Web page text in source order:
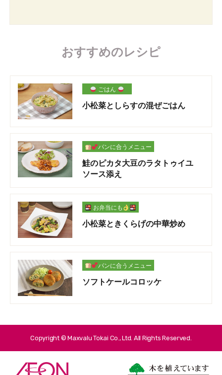
おすすめのレシピ
ごはん
小松菜としらすの混ぜごはん
パンに合うメニュー
鮭のピカタ大豆のラタトゥイユ
ソース添え
お弁当にも
小松菜ときくらげの中華炒め
パンに合うメニュー
ソフトケールコロッケ
Copyright © Maxvalu Tokai Co., Ltd. All Rights Reserved.